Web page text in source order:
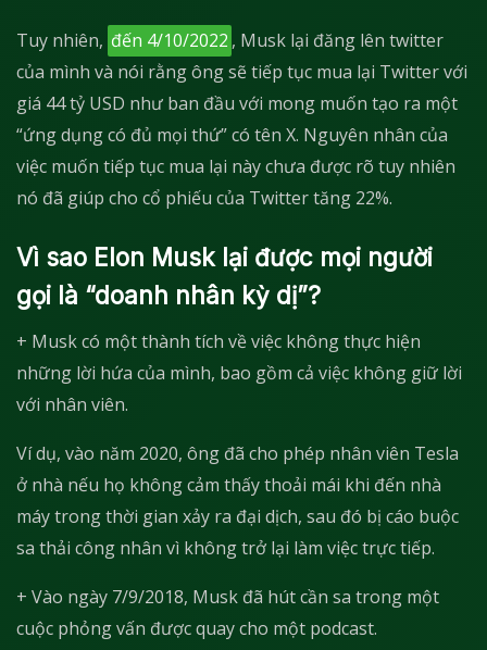
Tuy nhiên, đến 4/10/2022 , Musk lại đăng lên twitter
của mình và nói rằng ông sẽ tiếp tục mua lại Twitter với
giá 44 tỷ USD như ban đầu với mong muốn tạo ra một
“ứng dụng có đủ mọi thứ” có tên X. Nguyên nhân của
việc muốn tiếp tục mua lại này chưa được rõ tuy nhiên
nó đã giúp cho cổ phiếu của Twitter tăng 22%.
Vì sao Elon Musk lại được mọi người
gọi là “doanh nhân kỳ dị”?
+ Musk có một thành tích về việc không thực hiện
những lời hứa của mình, bao gồm cả việc không giữ lời
với nhân viên.
Ví dụ, vào năm 2020, ông đã cho phép nhân viên Tesla
ở nhà nếu họ không cảm thấy thoải mái khi đến nhà
máy trong thời gian xảy ra đại dịch, sau đó bị cáo buộc
sa thải công nhân vì không trở lại làm việc trực tiếp.
+ Vào ngày 7/9/2018, Musk đã hút cần sa trong một
cuộc phỏng vấn được quay cho một podcast.